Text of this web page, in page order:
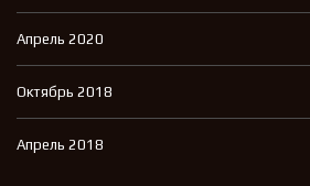
Апрель 2020
Октябрь 2018
Апрель 2018